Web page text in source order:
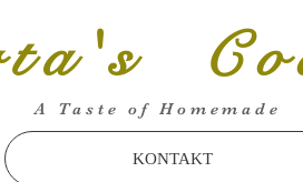
A Taste of Homemade
KONTAKT